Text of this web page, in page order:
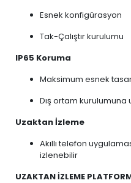
Esnek konfigürasyon
Tak-Çalıştır kurulumu
IP65 Koruma
Maksimum esnek
Dış ortam kurulumuna
Uzaktan İzleme
Akıllı telefon
izlenebilir
UZAKTAN İZLEME